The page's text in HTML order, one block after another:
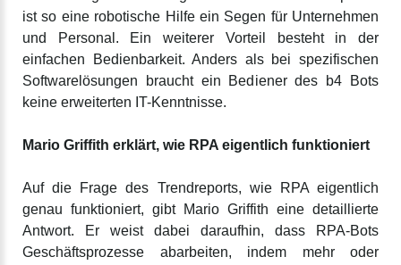
ist so eine robotische Hilfe ein Segen für Unternehmen
und Personal. Ein weiterer Vorteil besteht in der
einfachen Bedienbarkeit. Anders als bei spezifischen
Softwarelösungen braucht ein Bediener des b4 Bots
keine erweiterten IT-Kenntnisse.
Mario Griffith erklärt, wie RPA eigentlich funktioniert
Auf die Frage des Trendreports, wie RPA eigentlich
genau funktioniert, gibt Mario Griffith eine detaillierte
Antwort. Er weist dabei daraufhin, dass RPA-Bots
Geschäftsprozesse abarbeiten, indem mehr oder